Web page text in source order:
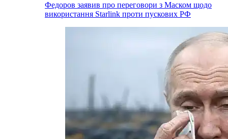
Федоров заявив про переговори з Маском щодо
використання Starlink проти пускових РФ